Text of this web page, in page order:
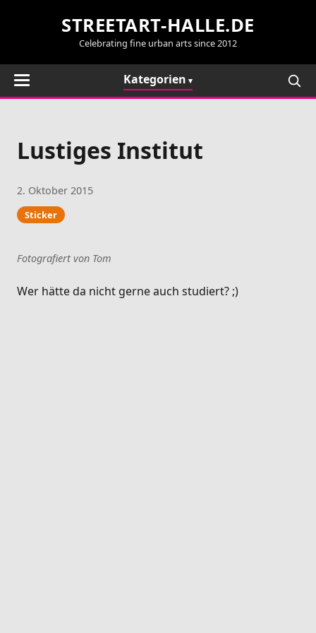
STREETART-HALLE.DE
Celebrating fine urban arts since 2012
Kategorien
Lustiges Institut
2. Oktober 2015
Sticker
Fotografiert von Tom
Wer hätte da nicht gerne auch studiert? ;)